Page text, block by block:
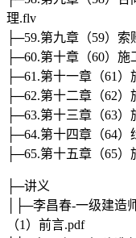
理.flv
├─59.第九章（59）
├─60.第十章（60）
├─61.第十一章（61
├─62.第十二章（62
├─63.第十三章（63
├─64.第十四章（64
├─65.第十五章（65
├─讲义
│├─李昌春-一级建造
（1）前言.pdf